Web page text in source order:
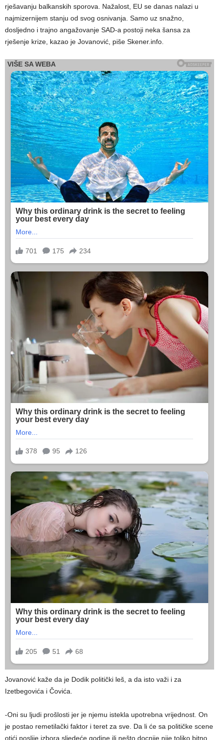
rješavanju balkanskih sporova. Nažalost, EU se danas nalazi u
najmizernijem stanju od svog osnivanja. Samo uz snažno,
dosljedno i trajno angažovanje SAD-a postoji neka šansa za
rješenje krize, kazao je Jovanović, piše Skener.info.
Jovanović kaže da je Dodik politički leš, a da isto važi i za
Izetbegovića i Čovića.
-Oni su ljudi prošlosti jer je njemu istekla upotrebna vrijednost. On
je postao remetilački faktor i teret za sve. Da li će sa političke scene
otići poslije izbora sljedeće godine ili nešto docnije nije toliko bitno.